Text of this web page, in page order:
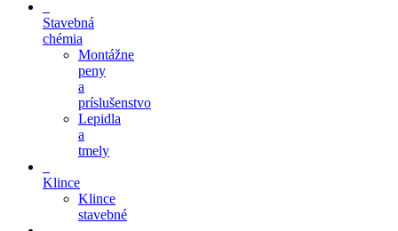
Stavebná
chémia
Montážne
peny
a
príslušenstvo
Lepidla
a
tmely
Klince
Klince
stavebné